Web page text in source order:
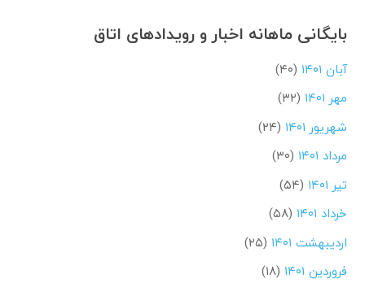
بایگانی ماهانه اخبار و رویدادهای اتاق
آبان ۱۴۰۱
(۴۰)
مهر ۱۴۰۱
(۳۲)
شهریور ۱۴۰۱
(۲۴)
مرداد ۱۴۰۱
(۳۰)
تیر ۱۴۰۱
(۵۴)
خرداد ۱۴۰۱
(۵۸)
اردیبهشت ۱۴۰۱
(۲۵)
فروردین ۱۴۰۱
(۱۸)